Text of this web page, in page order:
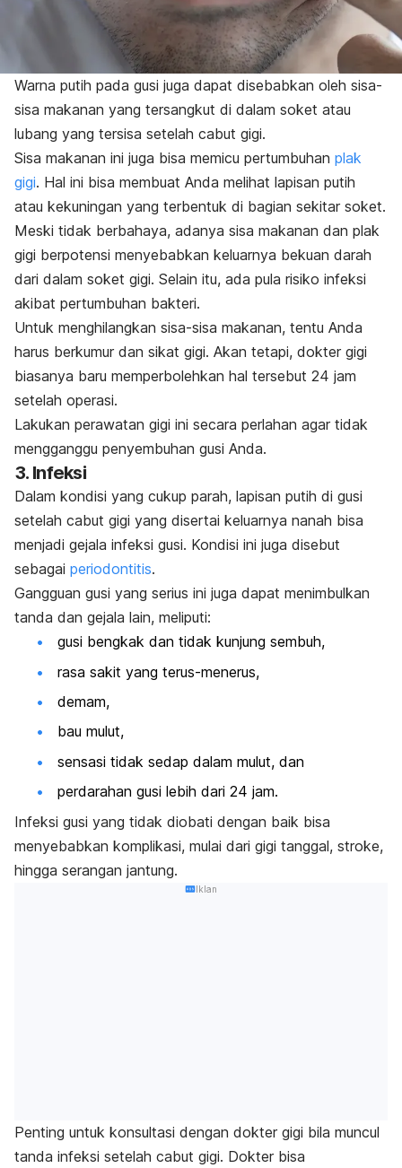
Warna putih pada gusi juga dapat disebabkan oleh sisa-
sisa makanan yang tersangkut di dalam soket atau
lubang yang tersisa setelah cabut gigi.
Sisa makanan ini juga bisa memicu pertumbuhan plak
gigi. Hal ini bisa membuat Anda melihat lapisan putih
atau kekuningan yang terbentuk di bagian sekitar soket.
Meski tidak berbahaya, adanya sisa makanan dan plak
gigi berpotensi menyebabkan keluarnya bekuan darah
dari dalam soket gigi. Selain itu, ada pula risiko infeksi
akibat pertumbuhan bakteri.
Untuk menghilangkan sisa-sisa makanan, tentu Anda
harus berkumur dan sikat gigi. Akan tetapi, dokter gigi
biasanya baru memperbolehkan hal tersebut 24 jam
setelah operasi.
Lakukan perawatan gigi ini secara perlahan agar tidak
mengganggu penyembuhan gusi Anda.
3. Infeksi
Dalam kondisi yang cukup parah, lapisan putih di gusi
setelah cabut gigi yang disertai keluarnya nanah bisa
menjadi gejala infeksi gusi. Kondisi ini juga disebut
sebagai periodontitis.
Gangguan gusi yang serius ini juga dapat menimbulkan
tanda dan gejala lain, meliputi:
gusi bengkak dan tidak kunjung sembuh,
rasa sakit yang terus-menerus,
demam,
bau mulut,
sensasi tidak sedap dalam mulut, dan
perdarahan gusi lebih dari 24 jam.
Infeksi gusi yang tidak diobati dengan baik bisa
menyebabkan komplikasi, mulai dari gigi tanggal, stroke,
hingga serangan jantung.
Iklan
Penting untuk konsultasi dengan dokter gigi bila muncul
tanda infeksi setelah cabut gigi. Dokter bisa